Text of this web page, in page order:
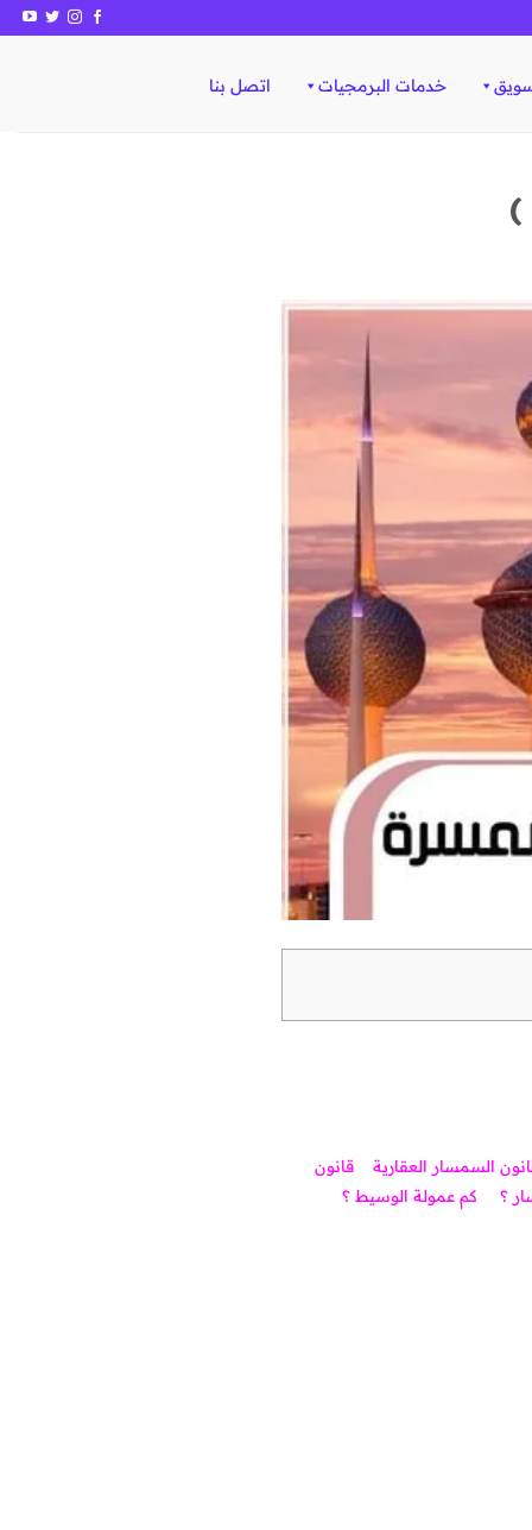
خدمات البرمجيات اتصل بنا
السمسار العقارية
قانون
؟ كم عمولة الوسيط ؟